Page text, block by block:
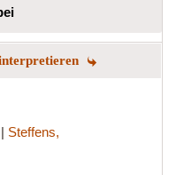
| Steffens,